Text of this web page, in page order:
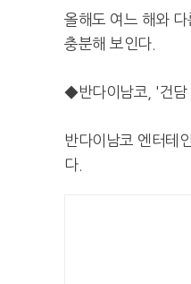
올해도 여느 해와
충분해 보인다.
◆반다이남코, '건담
반다이남코 엔터테
다.